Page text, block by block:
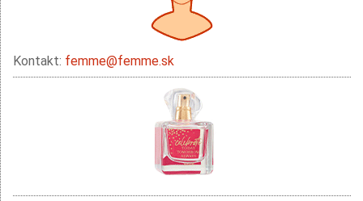
Kontakt: femme@femme.sk